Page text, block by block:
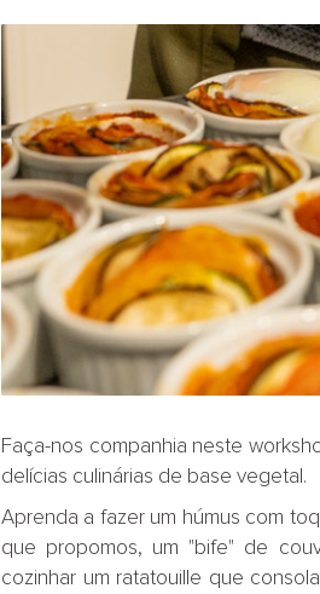
Faça-nos companhia neste
delícias culinárias de base vegetal.
Aprenda a fazer um húmus com
que propomos, um "bife" de
cozinhar um ratatouille que